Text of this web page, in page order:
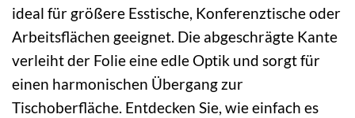
ideal für größere Esstische, Konferenztische oder
Arbeitsflächen geeignet. Die abgeschrägte Kante
verleiht der Folie eine edle Optik und sorgt für
einen harmonischen Übergang zur
Tischoberfläche. Entdecken Sie, wie einfach es